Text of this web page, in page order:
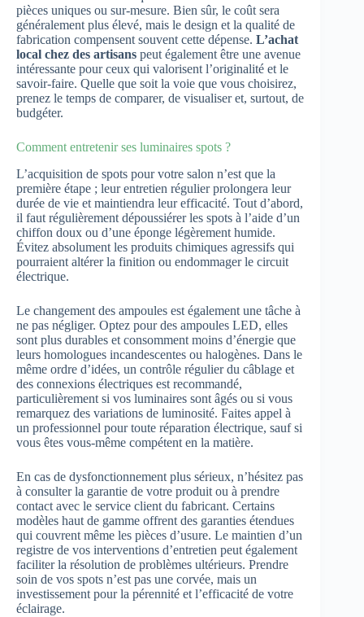
pièces uniques ou sur-mesure. Bien sûr, le coût sera
généralement plus élevé, mais le design et la qualité de
fabrication compensent souvent cette dépense. L’achat
local chez des artisans peut également être une avenue
intéressante pour ceux qui valorisent l’originalité et le
savoir-faire. Quelle que soit la voie que vous choisirez,
prenez le temps de comparer, de visualiser et, surtout, de
budgéter.
Comment entretenir ses luminaires spots ?
L’acquisition de spots pour votre salon n’est que la
première étape ; leur entretien régulier prolongera leur
durée de vie et maintiendra leur efficacité. Tout d’abord,
il faut régulièrement dépoussiérer les spots à l’aide d’un
chiffon doux ou d’une éponge légèrement humide.
Évitez absolument les produits chimiques agressifs qui
pourraient altérer la finition ou endommager le circuit
électrique.
Le changement des ampoules est également une tâche à
ne pas négliger. Optez pour des ampoules LED, elles
sont plus durables et consomment moins d’énergie que
leurs homologues incandescentes ou halogènes. Dans le
même ordre d’idées, un contrôle régulier du câblage et
des connexions électriques est recommandé,
particulièrement si vos luminaires sont âgés ou si vous
remarquez des variations de luminosité. Faites appel à
un professionnel pour toute réparation électrique, sauf si
vous êtes vous-même compétent en la matière.
En cas de dysfonctionnement plus sérieux, n’hésitez pas
à consulter la garantie de votre produit ou à prendre
contact avec le service client du fabricant. Certains
modèles haut de gamme offrent des garanties étendues
qui couvrent même les pièces d’usure. Le maintien d’un
registre de vos interventions d’entretien peut également
faciliter la résolution de problèmes ultérieurs. Prendre
soin de vos spots n’est pas une corvée, mais un
investissement pour la pérennité et l’efficacité de votre
éclairage.